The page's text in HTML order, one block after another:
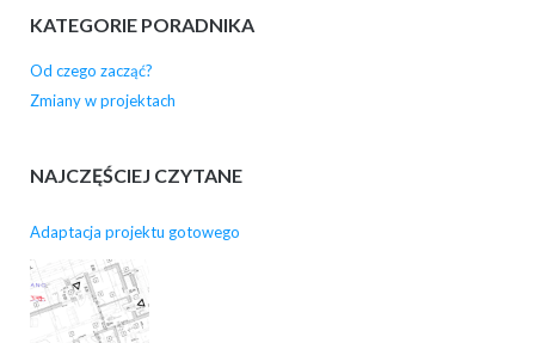
KATEGORIE PORADNIKA
Od czego zacząć?
Zmiany w projektach
NAJCZĘŚCIEJ CZYTANE
Adaptacja projektu gotowego